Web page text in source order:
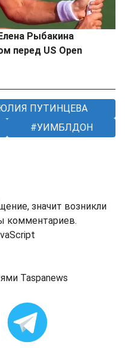
Рыбакина
перед US Open
ПУТИНЦЕВА
УИМБЛДОН
значит возникли
комментариев.
Taspanews